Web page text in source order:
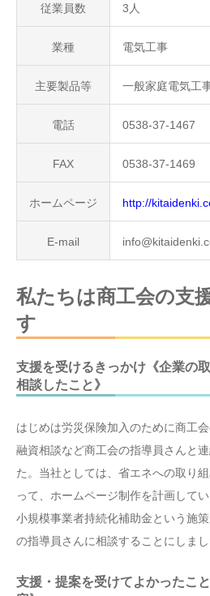
従業員数 3人
業種 電気工事
主要製品等 一般家庭電気工
電話 0538-37-1467
FAX 0538-37-1469
ホームページ http://
E-mail
私たちは商工会の支
す
支援を受けるきっかけ《企業の
相談したこと》
はじめは労災保険加入のために商工
融資相談など商工会の指導員さんと
た。当社としては、省エネへの取り
って、ホームページ制作を計画して
小規模事業者持続化補助金という施
の指導員さんに相談することにしまし
支援・提案を受けてよかったこ